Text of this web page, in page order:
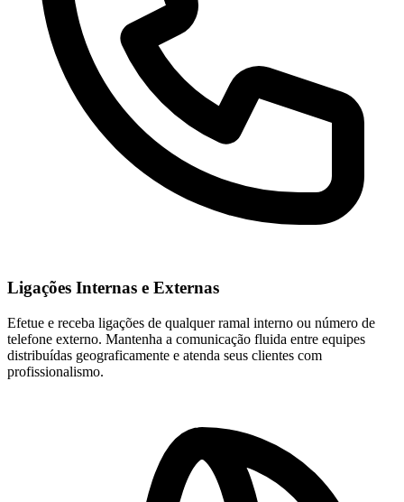
Ligações Internas e Externas
Efetue e receba ligações de qualquer ramal interno ou número de
telefone externo. Mantenha a comunicação fluida entre equipes
distribuídas geograficamente e atenda seus clientes com
profissionalismo.